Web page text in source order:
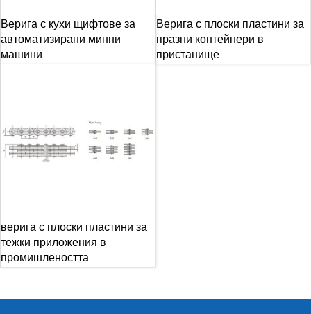
Верига с кухи щифтове за
автоматизирани минни
машини
Верига с плоски пластини за
празни контейнери в
пристанище
верига с плоски пластини за
тежки приложения в
промишлеността